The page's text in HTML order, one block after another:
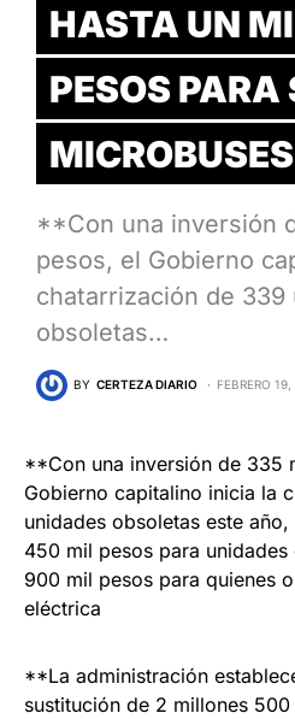
HASTA UN
PESOS
MICROBUSES
**Con una inversión
pesos, el Gobierno
chatarrización de 339
obsoletas…
BY CERTEZA DIARIO FEBRERO
**Con una inversión de 335
Gobierno capitalino inicia la
unidades obsoletas este
450 mil pesos para
900 mil pesos para quienes
eléctrica
**La administración
sustitución de 2 millones